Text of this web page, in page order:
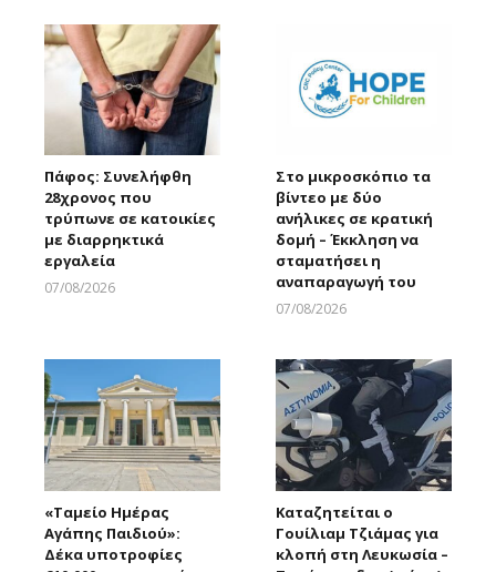
Πάφος: Συνελήφθη
28χρονος που
τρύπωνε σε κατοικίες
με διαρρηκτικά
εργαλεία
07/08/2026
Στο μικροσκόπιο τα
βίντεο με δύο
ανήλικες σε κρατική
δομή – Έκκληση να
σταματήσει η
αναπαραγωγή του
07/08/2026
«Ταμείο Ημέρας
Αγάπης Παιδιού»:
Δέκα υποτροφίες
Καταζητείται ο
Γουίλιαμ Τζιάμας για
κλοπή στη Λευκωσία –